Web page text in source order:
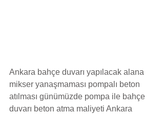
Ankara bahçe duvarı yapılacak alana
mikser yanaşmaması pompalı beton
atılması günümüzde pompa ile bahçe
duvarı beton atma maliyeti Ankara